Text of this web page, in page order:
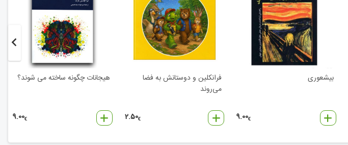
بیشعوری
9.00€
فرانکلین و دوستانش به فضا
می‌روند
2.50€
هیجانات چگونه ساخته می شوند؟
9.00€